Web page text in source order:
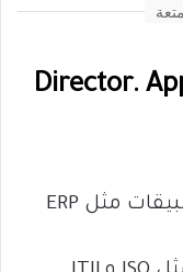
Director.
الإشراف على إدارة الأنظمة والتطبيقات مثل ERP